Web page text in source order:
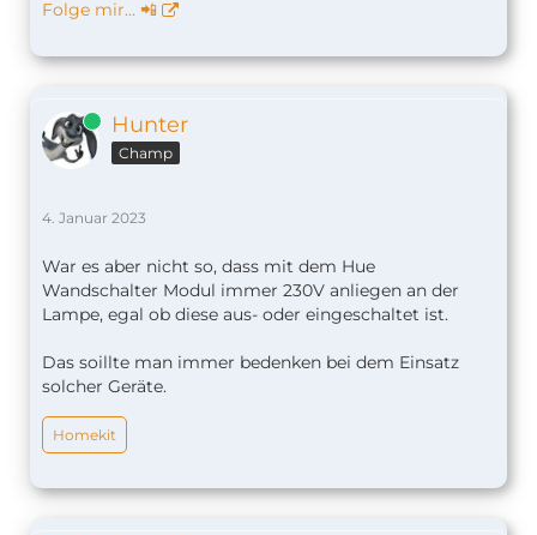
Folge mir… 📲
Online Hunter
Champ
4. Januar 2023
War es aber nicht so, dass mit dem Hue
Wandschalter Modul immer 230V anliegen an der
Lampe, egal ob diese aus- oder eingeschaltet ist.
Das soillte man immer bedenken bei dem Einsatz
solcher Geräte.
Homekit